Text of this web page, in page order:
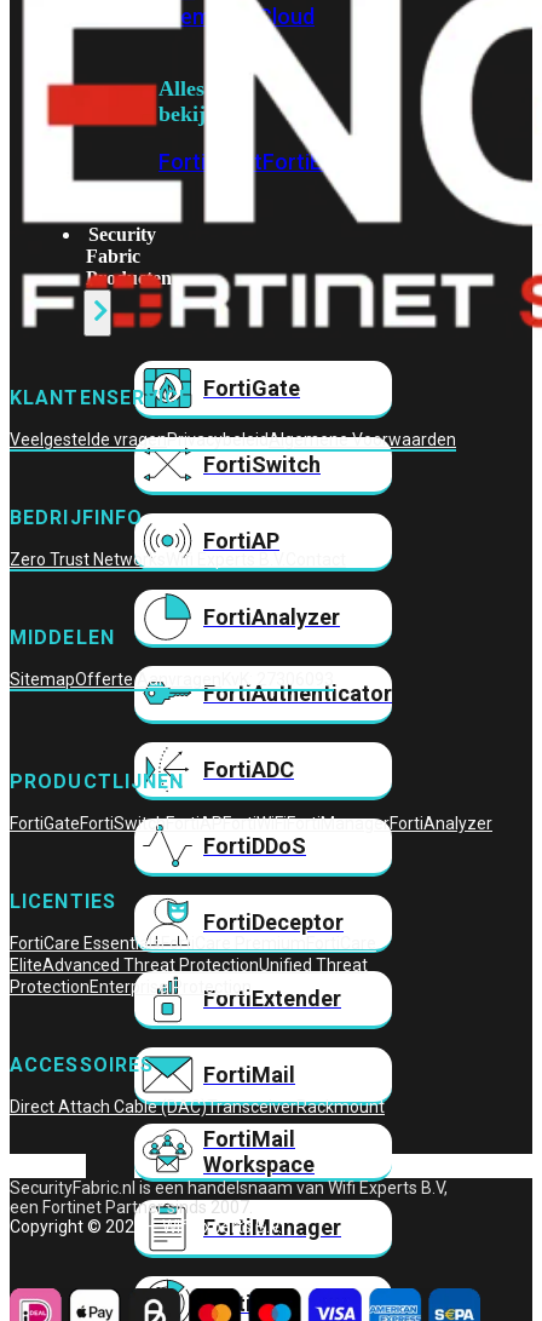
Prem
FortiCloud
Alles
bekijken
FortiClientFortiEndpoint
Security
Fabric
Producten
FortiGate
FortiSwitch
FortiAP
FortiAnalyzer
FortiAuthenticator
FortiADC
FortiDDoS
FortiDeceptor
FortiExtender
FortiMail
FortiMail
Workspace
FortiManager
FortiNAC
KLANTENSERVICE
Veelgestelde vragenPrivacybeleidAlgemene Voorwaarden
BEDRIJFINFO
Zero Trust Networks Wifi Experts B.V.
MIDDELEN
SitemapOfferte Aanvragen KvK: 27306093
PRODUCTLIJNEN
FortiGateFortiSwitchFortiAPFortiWiFiFortiManagerFortiAnalyzer
LICENTIES
FortiCare EssentialsFortiCare Premium
FortiCare
EliteAdvanced Threat ProtectionUnified Threat
ProtectionEnterprise Protection
ACCESSOIRES
Direct Attach Cable (DAC)TransceiverRackmount
SecurityFabric.nl is een handelsnaam van Wifi Experts B.V,
een Fortinet Partner sinds 2007.
Copyright © 2026 – Wifi Experts B.V.